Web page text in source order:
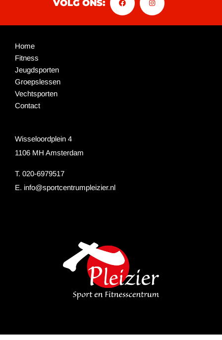
VOLG ONS:
Home
Fitness
Jeugdsporten
Groepslessen
Vechtsporten
Contact
Wisseloordplein 4
1106 MH Amsterdam
T. 020-6979517
E. info@sportcentrumpleizier.nl